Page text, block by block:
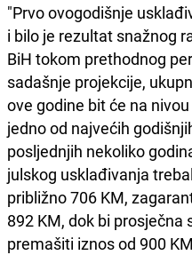
"Prvo ovogodišnje
i bilo je rezultat snažnog
BiH tokom prethodnog
sadašnje projekcije,
ove godine bit će na
jedno od najvećih
posljednjih nekoliko
julskog usklađivanja
približno 706 KM,
892 KM, dok bi
premašiti iznos od 900